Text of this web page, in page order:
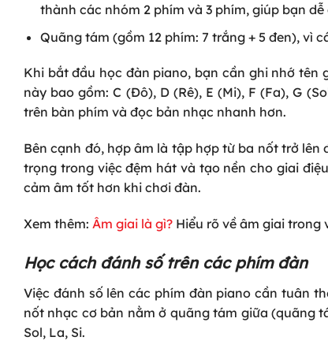
thành các nhóm 2 phím và 3 phím, giúp bạn
Quãng tám (gồm 12 phím: 7 trắng + 5 đen), vì
Khi bắt đầu học đàn piano, bạn cần ghi nhớ
này bao gồm:C (Đô), D (Rê), E (Mi), F (Fa), G
trên bàn phím và đọc bản nhạc nhanh hơn.
Bên cạnh đó, hợp âm là tập hợp từ ba nốt trở
trọng trong việc đệm hát và tạo nền cho giai
cảm âm tốt hơn khi chơi đàn.
Xem thêm: Âm giai là gì? Hiểu rõ về âm giai trong
Học cách đánh số trên các phím đàn
Việc đánh số lên các phím đàn piano cần tuân
nốt nhạc cơ bản nằm ở quãng tám giữa (quãng
Sol, La, Si.